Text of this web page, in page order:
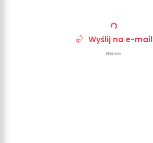
Wyślij na e-mail
REKLAMA